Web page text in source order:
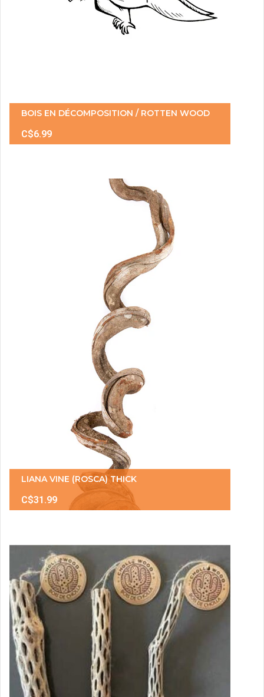
BOIS EN DÉCOMPOSITION / ROTTEN WOOD
C$6.99
LIANA VINE (ROSCA) THICK
C$31.99